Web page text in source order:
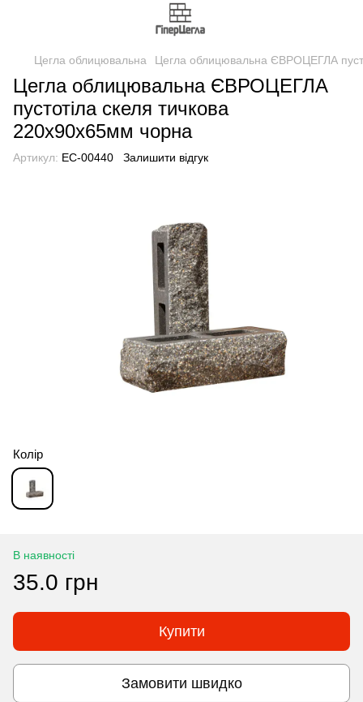
Цегла облицювальна Цегла облицювальна ЄВРОЦЕГЛА
Цегла облицювальна ЄВРОЦЕГЛА
пустотіла скеля тичкова
220х90х65мм чорна
Артикул: EC-00440 Залишити відгук
Колір
В наявності
35.0 грн
Купити
Замовити швидко